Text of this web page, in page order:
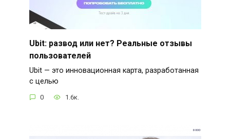
Ubit: развод или нет? Реальные отзывы
пользователей
Ubit — это инновационная карта, разработанная
с целью
0 1.6к.